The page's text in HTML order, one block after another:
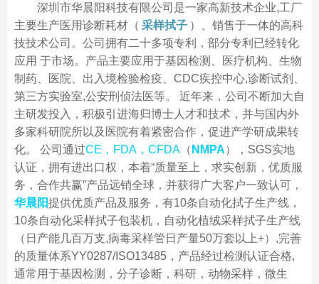
深圳市华晨阳科技有限公司是一家高新技术企业,工厂
主要生产医用诊断耗材（ 采样拭子 ）、销售于一体的高科
技技术公司。公司拥有二十多项专利，部分专利已经转化
应用 于市场。产品主要应用于基因检测、医疗机构、生物
制药、医院、出入境检验检疫、CDC疾控中心,诊断试剂、
第三方实验室,公安刑侦法医等。 近年来，公司不断加大自
主研发投入，积极引进海归博士人才和技术，并与国内外
多家科研院所以及医院有着紧密合作，促进产学研成果转
化。 公司通过CE，FDA，CFDA（ NMPA），SGS实地
认证，拥有进出口权，本着“质量至上，求实创新，优质服
务，合作共赢”产品远销全球，并获得广大客户一致认可，
华晨阳提供优质产品及服务，有10条自动化拭子生产线，
10条自动化采样拭子包装机，自动化植绒采样拭子生产线
（日产能几百万支,病毒采样管日产量50万套以上+）,完善
的质量体系YY0287/ISO13485，产品经过检测认证合格,
通常用于基因检测，分子诊断，科研，动物采样，微生